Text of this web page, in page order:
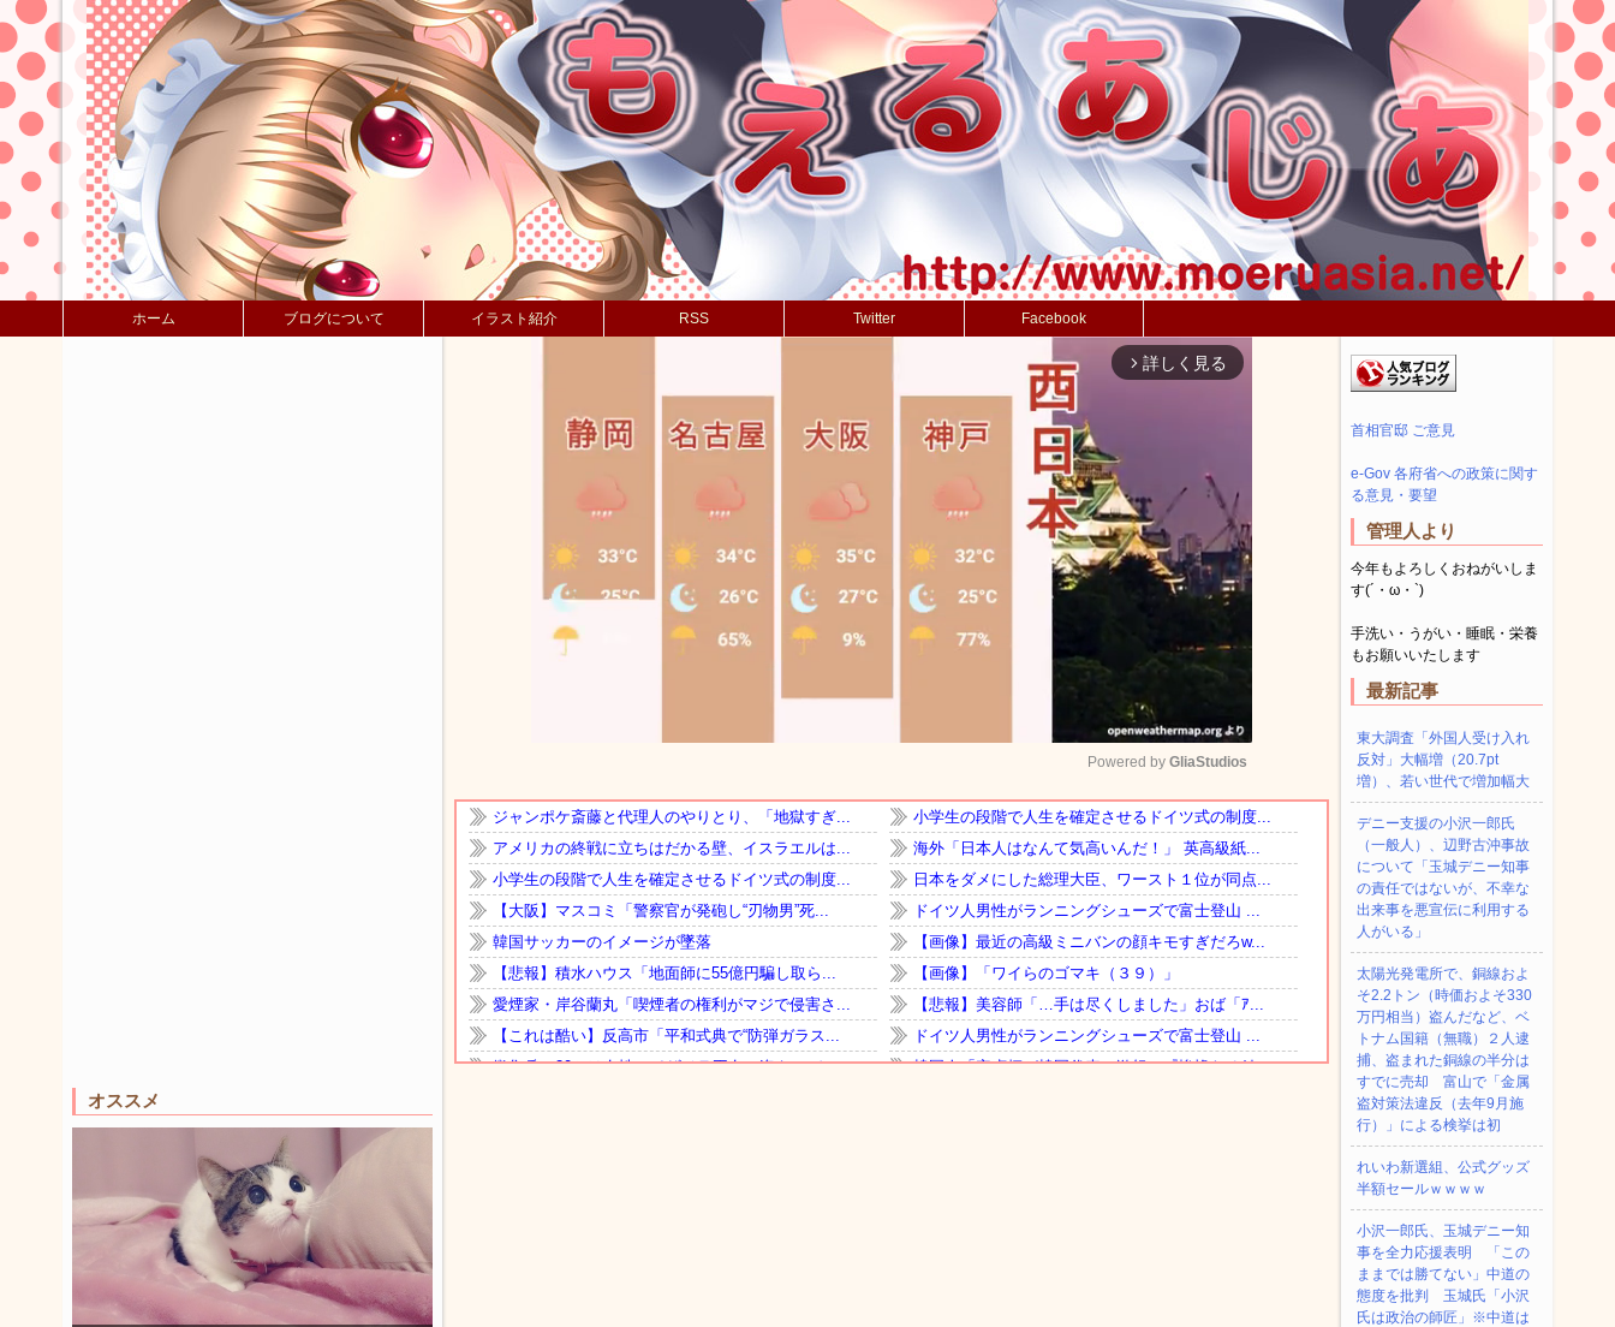
ホーム ブログについて イラスト紹介 RSS Twitter Facebook
オススメ
arrow_forward_ios 詳しく見る
Mute
Powered by GliaStudios
首相官邸 ご意見
e-Gov 各府省への政策に関す
る意見・要望
管理人より
今年もよろしくおねがいしま
す(´・ω・`)
手洗い・うがい・睡眠・栄養
もお願いいたします
最新記事
東大調査「外国人受け入れ
反対」大幅増（20.7pt
増）、若い世代で増加幅大
デニー支援の小沢一郎氏
（一般人）、辺野古沖事故
について「玉城デニー知事
の責任ではないが、不幸な
出来事を悪宣伝に利用する
人がいる」
太陽光発電所で、銅線およ
そ2.2トン（時価およそ330
万円相当）盗んだなど、ベ
トナム国籍（無職）２人逮
捕、盗まれた銅線の半分は
すでに売却 富山で「金属
盗対策法違反（去年9月施
行）」による検挙は初
れいわ新選組、公式グッズ
半額セールｗｗｗｗ
小沢一郎氏、玉城デニー知
事を全力応援表明 「この
ままでは勝てない」中道の
態度を批判 玉城氏「小沢
氏は政治の師匠」※中道は